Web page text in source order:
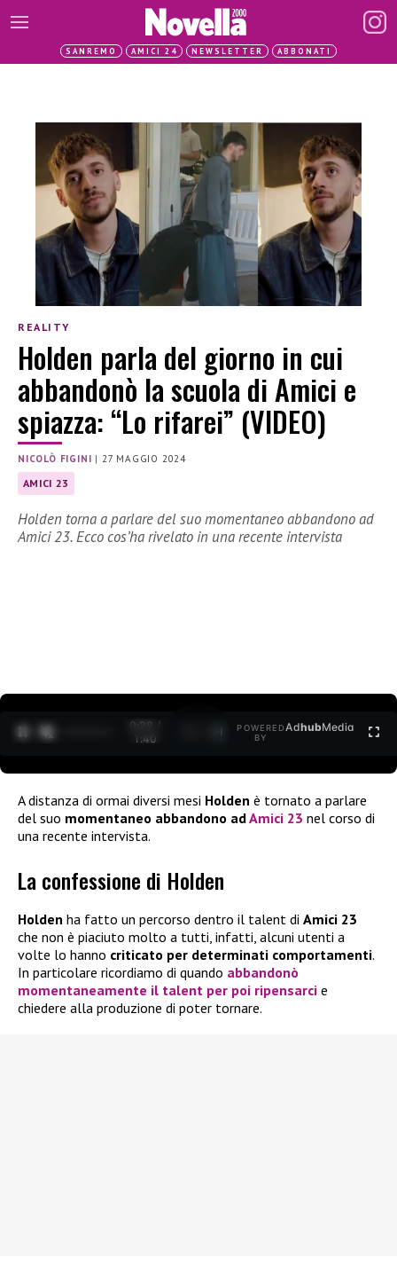
SANREMO AMICI 24 NEWSLETTER ABBONATI
REALITY
Holden parla del giorno in cui
abbandonò la scuola di Amici e
spiazza: “Lo rifarei” (VIDEO)
NICOLÒ FIGINI | 27 MAGGIO 2024
AMICI 23
Holden torna a parlare del suo momentaneo abbandono ad
Amici 23. Ecco cos’ha rivelato in una recente intervista
0:30 /
1:40
POWERED
BY
AdhubMedia
A distanza di ormai diversi mesi Holden è tornato a parlare
del suo momentaneo abbandono adAmici 23 nel corso di
una recente intervista.
La confessione di Holden
Holden ha fatto un percorso dentro il talent di Amici 23
che non è piaciuto molto a tutti, infatti, alcuni utenti a
volte lo hanno criticato per determinati comportamenti.
In particolare ricordiamo di quando abbandonò
momentaneamente il talent per poi ripensarci e
chiedere alla produzione di poter tornare.